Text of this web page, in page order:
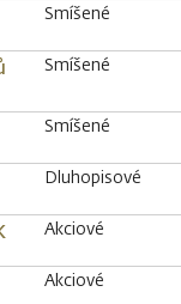
Smíšené
Smíšené
Smíšené
Dluhopisové
Akciové
Akciové